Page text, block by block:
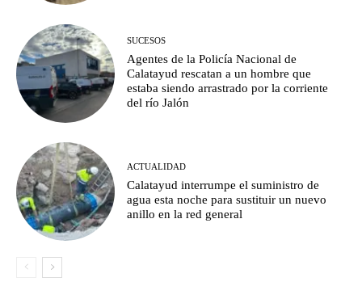
SUCESOS
Agentes de la Policía Nacional de
Calatayud rescatan a un hombre que
estaba siendo arrastrado por la corriente
del río Jalón
ACTUALIDAD
Calatayud interrumpe el suministro de
agua esta noche para sustituir un nuevo
anillo en la red general